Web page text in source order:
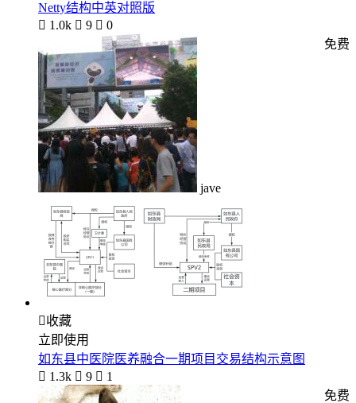
Netty结构中英对照版
 1.0k  9  0
jave
免费
收藏
立即使用
如东县中医院医养融合一期项目交易结构示意图
 1.3k  9  1
免费